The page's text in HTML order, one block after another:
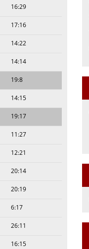
16:29
17:16
14:22
14:14
19:8
14:15
19:17
11:27
12:21
20:14
20:19
6:17
26:11
16:15